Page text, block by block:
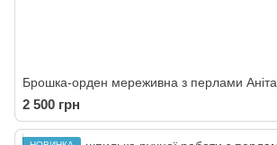
Брошка-орден мереживна з перлами Аніта
2 500 грн